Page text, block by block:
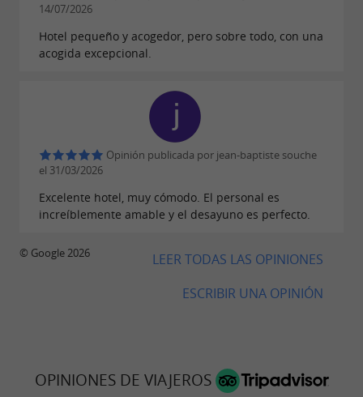
14/07/2026
Hotel pequeño y acogedor, pero sobre todo, con una
acogida excepcional.
Opinión publicada por jean-baptiste souche
el 31/03/2026
Excelente hotel, muy cómodo. El personal es
increíblemente amable y el desayuno es perfecto.
LEER TODAS LAS OPINIONES
ESCRIBIR UNA OPINIÓN
© Google 2026
OPINIONES DE VIAJEROS